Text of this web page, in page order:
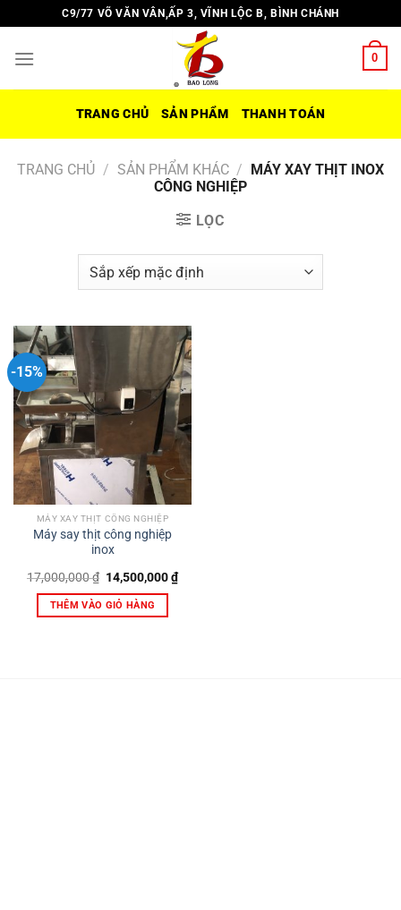
đến
nội
C9/77 VÕ VĂN VÂN,ẤP 3, VĨNH LỘC B, BÌNH CHÁNH
0
TRANG CHỦ SẢN PHẨM THANH TOÁN
TRANG CHỦ / SẢN PHẨM KHÁC / MÁY XAY THỊT INOX
CÔNG NGHIỆP
LỌC
-15%
MÁY XAY THỊT CÔNG NGHIỆP
Máy say thịt công nghiệp
inox
17,000,000₫ Giá
gốc
là:
17,000,000 ₫.
14,500,000₫Giá
hiện
THÊM VÀO GIỎ HÀNG